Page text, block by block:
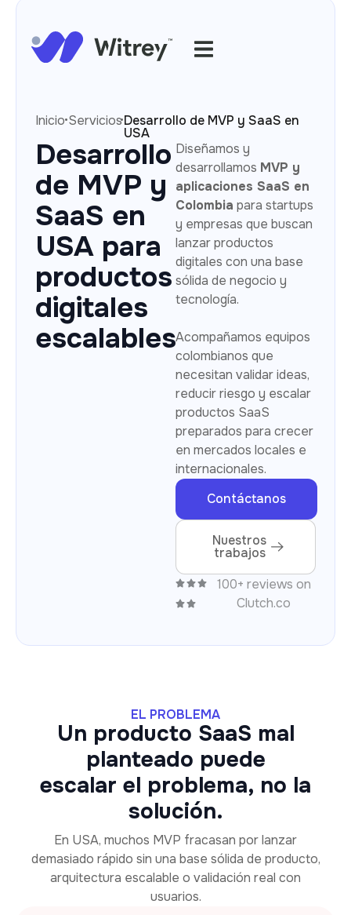
Inicio·Servicios·Desarrollo de MVP y SaaS en
USA
Desarrollo
de MVP y
SaaS en
USA para
productos
digitales
escalables
Diseñamos y
desarrollamos MVP y
aplicaciones SaaS en
Colombia para startups
y empresas que buscan
lanzar productos
digitales con una base
sólida de negocio y
tecnología.
Acompañamos equipos
colombianos que
necesitan validar ideas,
reducir riesgo y escalar
productos SaaS
preparados para crecer
en mercados locales e
internacionales.
Contáctanos
Nuestros
trabajos
100+ reviews on
Clutch.co
EL PROBLEMA
Un producto SaaS mal
planteado puede
escalar el problema, no la
solución.
En USA, muchos MVP fracasan por lanzar
demasiado rápido sin una base sólida de producto,
arquitectura escalable o validación real con
usuarios.